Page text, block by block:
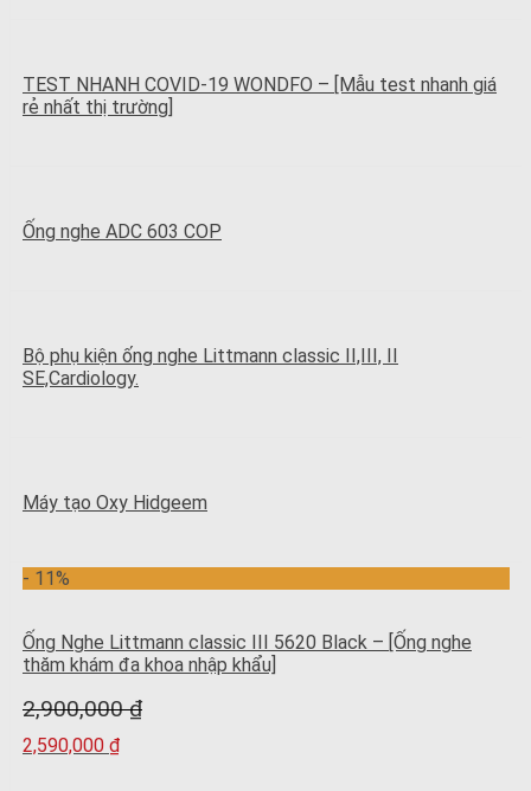
TEST NHANH COVID-19 WONDFO – [Mẫu test nhanh giá
rẻ nhất thị trường]
Ống nghe ADC 603 COP
Bộ phụ kiện ống nghe Littmann classic II,III, II
SE,Cardiology.
Máy tạo Oxy Hidgeem
- 11%
Ống Nghe Littmann classic III 5620 Black – [Ống nghe
thăm khám đa khoa nhập khẩu]
2,900,000₫
2,590,000 ₫